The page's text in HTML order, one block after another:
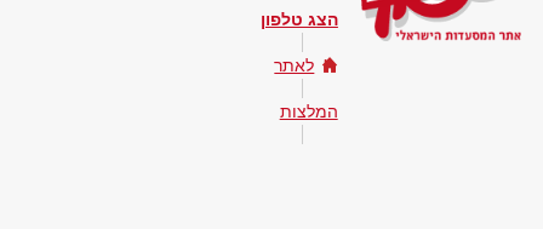
הצג טלפון
לאתר
המלצות